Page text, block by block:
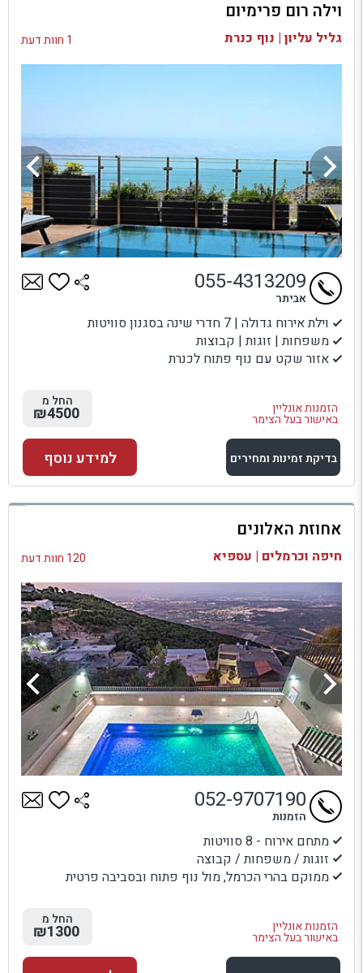
בדיקת זמינות ומחירים
וילה רום פרימיום
גליל עליון | נוף כנרת 1 חוות דעת
וילת אירוח גדולה | 7 חדרי שינה בסגנון סוויטות
משפחות | זוגות | קבוצות
אזור שקט עם נוף פתוח לכנרת
הזמנות אונליין
באישור בעל הצימר
055-4313209
אביתר
החל מ
₪4500
בדיקת זמינות ומחירים
למתחם זה
בדיקת זמינות ומחירים
למידע נוסף
אחוזת האלונים
חיפה וכרמלים | עספיא 120 חוות דעת
מתחם אירוח - 8 סוויטות
זוגות / משפחות / קבוצה
ממוקם בהרי הכרמל, מול נוף פתוח ובסביבה פרטית
הזמנות אונליין
באישור בעל הצימר
052-9707190
הזמנות
החל מ
₪1300